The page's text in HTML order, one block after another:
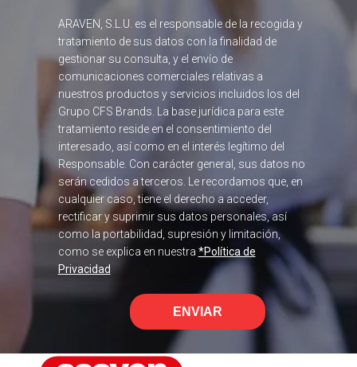
ARAVEN, S.L.U. es el responsable de la recogida y
tratamiento de sus datos con la finalidad de
gestionar su consulta, y el envío de
comunicaciones comerciales relativas a
nuestros productos y servicios incluidos los del
Grupo CFS Brands. La base jurídica para este
tratamiento reside en el consentimiento del
interesado, así como en el interés legítimo del
Responsable. Con carácter general, sus datos no
serán cedidos a terceros. Le recordamos que, en
cualquier caso, tiene el derecho a acceder,
rectificar y suprimir sus datos personales, así
como la portabilidad, supresión y limitación,
como se explica en nuestra *Política de
Privacidad
ENVIAR